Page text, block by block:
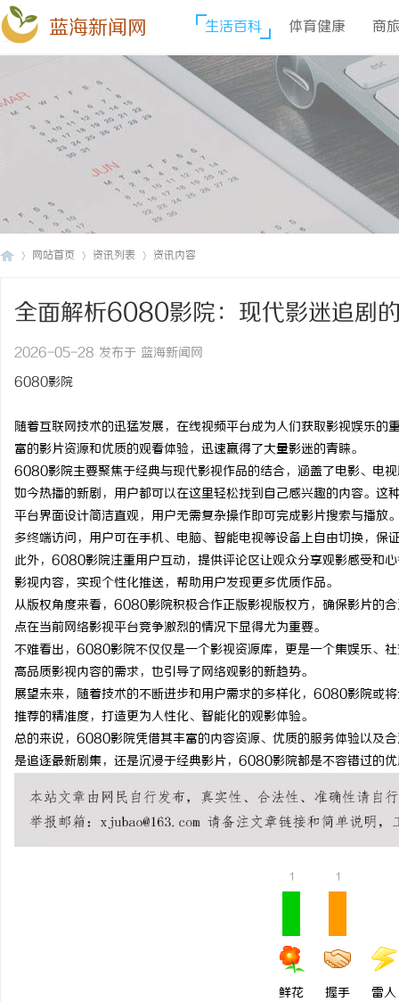
蓝海新闻网 生活百科 体育健康 商
网站首页 资讯列表 资讯内容
全面解析6080影院：现代影迷追剧
2026-05-28 发布于 蓝海新闻网
6080影院
随着互联网技术的迅猛发展，在线视频平台成为人们获取影视娱乐
富的影片资源和优质的观看体验，迅速赢得了大量影迷的青睐。
6080影院主要聚焦于经典与现代影视作品的结合，涵盖了电影、电
如今热播的新剧，用户都可以在这里轻松找到自己感兴趣的内容。
平台界面设计简洁直观，用户无需复杂操作即可完成影片搜索与播
多终端访问，用户可在手机、电脑、智能电视等设备上自由切换，保
此外，6080影院注重用户互动，提供评论区让观众分享观影感受和
影视内容，实现个性化推送，帮助用户发现更多优质作品。
从版权角度来看，6080影院积极合作正版影视版权方，确保影片的
点在当前网络影视平台竞争激烈的情况下显得尤为重要。
不难看出，6080影院不仅仅是一个影视资源库，更是一个集娱乐、
高品质影视内容的需求，也引导了网络观影的新趋势。
展望未来，随着技术的不断进步和用户需求的多样化，6080影院或
推荐的精准度，打造更为人性化、智能化的观影体验。
总的来说，6080影院凭借其丰富的内容资源、优质的服务体验以及
是追逐最新剧集，还是沉浸于经典影片，6080影院都是不容错过的
1
鲜花
1
握手 雷人
何选择福州私家侦探：专业服务与实用指南 武汉配眼镜 上海配眼镜